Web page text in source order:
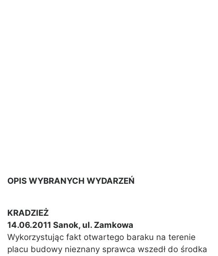
OPIS WYBRANYCH WYDARZEŃ
KRADZIEŻ
14.06.2011 Sanok, ul. Zamkowa
Wykorzystując fakt otwartego baraku na terenie
placu budowy nieznany sprawca wszedł do środka